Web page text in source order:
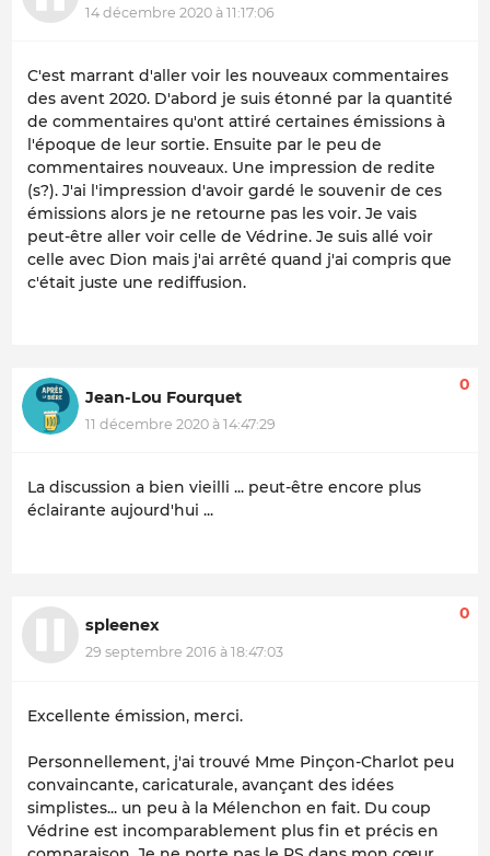
14 décembre 2020 à 11:17:06
C'est marrant d'aller voir les nouveaux commentaires
des avent 2020. D'abord je suis étonné par la quantité
de commentaires qu'ont attiré certaines émissions à
l'époque de leur sortie. Ensuite par le peu de
commentaires nouveaux. Une impression de redite
(s?). J'ai l'impression d'avoir gardé le souvenir de ces
émissions alors je ne retourne pas les voir. Je vais
peut-être aller voir celle de Védrine. Je suis allé voir
celle avec Dion mais j'ai arrêté quand j'ai compris que
c'était juste une rediffusion.
Jean-Lou Fourquet
11 décembre 2020 à 14:47:29
0
La discussion a bien vieilli ... peut-être encore plus
éclairante aujourd'hui ...
spleenex
29 septembre 2016 à 18:47:03
0
Excellente émission, merci.
Personnellement, j'ai trouvé Mme Pinçon-Charlot peu
convaincante, caricaturale, avançant des idées
simplistes... un peu à la Mélenchon en fait. Du coup
Védrine est incomparablement plus fin et précis en